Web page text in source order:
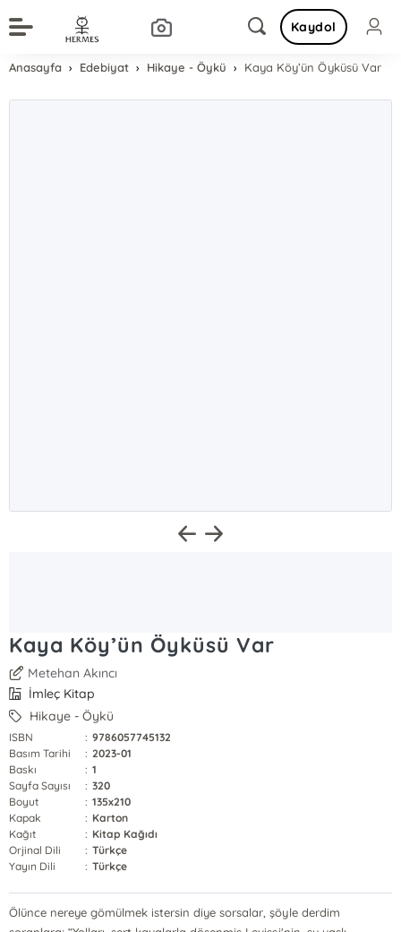
Kaydol
Anasayfa Edebiyat Hikaye - Öykü Kaya Köy’ün Öyküsü Var
Kaya Köy’ün Öyküsü Var
Metehan Akıncı
İmleç Kitap
Hikaye - Öykü
ISBN : 9786057745132
Basım Tarihi
: 2023-01
Baskı
: 1
Sayfa Sayısı
: 320
Boyut
: 135x210
Kapak
: Karton
Kağıt
: Kitap Kağıdı
Orjinal Dili
: Türkçe
Yayın Dili
: Türkçe
Ölünce nereye gömülmek istersin diye sorsalar, şöyle derdim